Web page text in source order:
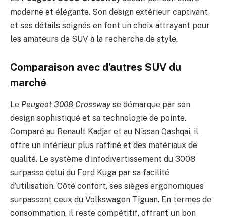
moderne et élégante. Son design extérieur captivant
et ses détails soignés en font un choix attrayant pour
les amateurs de SUV à la recherche de style.
Comparaison avec d’autres SUV du
marché
Le Peugeot 3008 Crosswayse démarque par son
design sophistiqué et sa technologie de pointe.
Comparé au Renault Kadjar et au Nissan Qashqai, il
offre un intérieur plus raffiné et des matériaux de
qualité. Le système d’infodivertissement du 3008
surpasse celui du Ford Kuga par sa facilité
d’utilisation. Côté confort, ses sièges ergonomiques
surpassent ceux du Volkswagen Tiguan. En termes de
consommation, il reste compétitif, offrant un bon